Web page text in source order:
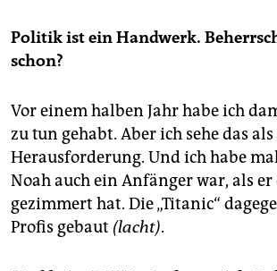
Politik ist ein Handwerk.
schon?
Vor einem halben Jahr habe ich
zu tun gehabt. Aber ich sehe das
Herausforderung. Und ich habe
Noah auch ein Anfänger war, als er
gezimmert hat. Die „Titanic“
Profis gebaut (lacht).